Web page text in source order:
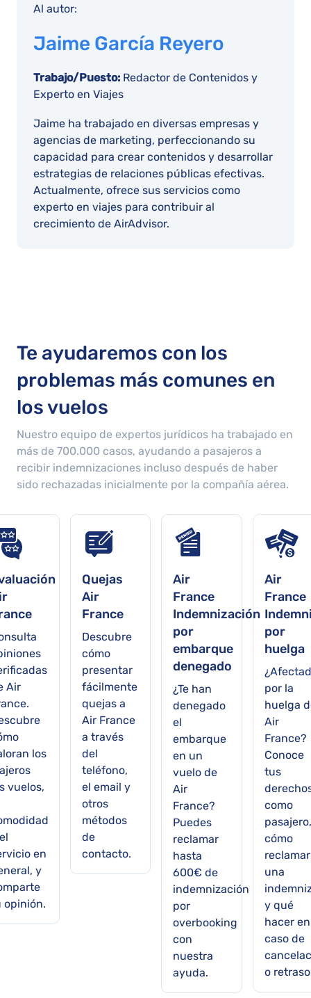
Al autor:
Jaime García Reyero
Trabajo/Puesto: Redactor de Contenidos y
Experto en Viajes
Jaime ha trabajado en diversas empresas y
agencias de marketing, perfeccionando su
capacidad para crear contenidos y desarrollar
estrategias de relaciones públicas efectivas.
Actualmente, ofrece sus servicios como
experto en viajes para contribuir al
crecimiento de AirAdvisor.
Te ayudaremos con los
problemas más comunes en
los vuelos
Nuestro equipo de expertos jurídicos ha trabajado en
más de 700.000 casos, ayudando a pasajeros a
recibir indemnizaciones incluso después de haber
sido rechazadas inicialmente por la compañía aérea.
Air
los
vuelos,
en
y
opinión.
Quejas
Air
France
Descubre
cómo
presentar
fácilmente
quejas a
Air France
a través
del
teléfono,
el email y
otros
métodos
de
contacto.
Air
France
Indemnización
por
embarque
denegado
¿Te han
denegado
el
embarque
en un
vuelo de
Air
France?
Puedes
reclamar
hasta
600€ de
indemnización
por
overbooking
con
nuestra
ayuda.
Air
France
por
huelga
por la
huelga
Air
France?
Conoce
tus
como
pasajero,
cómo
reclamar
una
y qué
hacer en
caso de
o